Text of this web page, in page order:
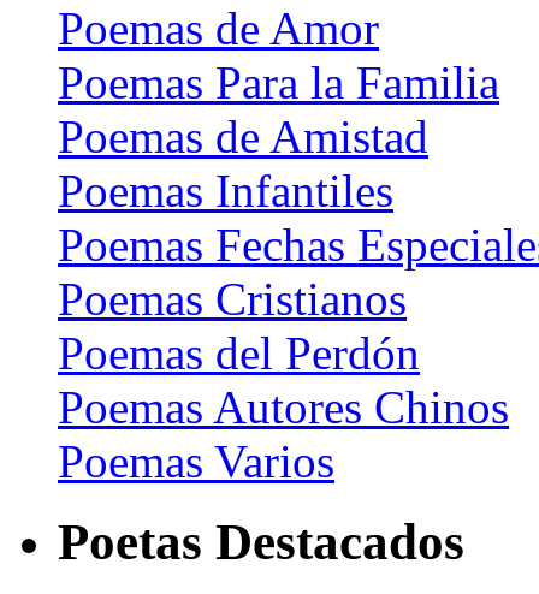
Poemas de Amor
Poemas Para la Familia
Poemas de Amistad
Poemas Infantiles
Poemas Fechas
Poemas Cristianos
Poemas del Perdón
Poemas Autores Chinos
Poemas Varios
Poetas Destacados